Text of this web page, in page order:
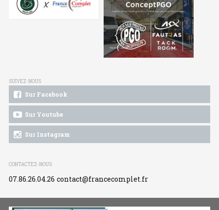
SUIVEZ-NOUS
Sur Facebook
Sur Youtube
Sur Instagram
CONTACTEZ-NOUS
07.86.26.04.26 contact@francecomplet.fr